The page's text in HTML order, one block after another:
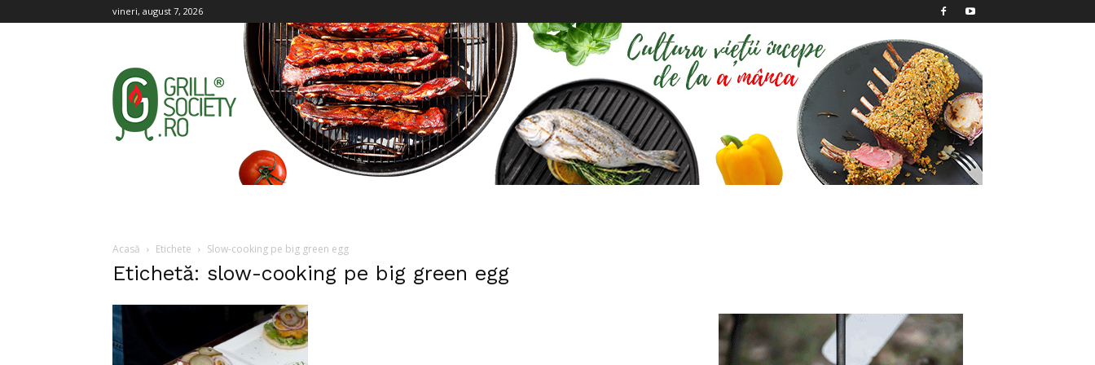
vineri, august 7, 2026
Grill
Society
Acasă Etichete Slow-cooking pe big green egg
Etichetă: slow-cooking pe big green egg